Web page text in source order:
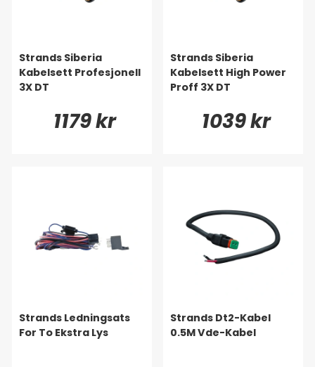
Strands Siberia
Kabelsett Profesjonell
3X DT
1179 kr
Strands Siberia
Kabelsett High Power
Proff 3X DT
1039 kr
Strands Ledningsats
For To Ekstra Lys
Strands Dt2-Kabel
0.5M Vde-Kabel